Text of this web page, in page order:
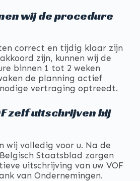
wij de procedure
correct en tijdig klaar zijn
zijn, kunnen wij de
binnen 1 tot 2 weken
de planning actief
vertraging optreedt.
zelf uitschrijven bij
wij volledig voor u. Na de
Staatsblad zorgen
uitschrijving van uw VOF
van Ondernemingen.